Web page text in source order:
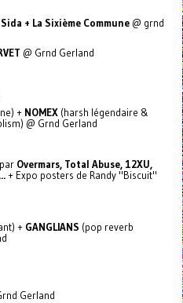
+ La Sixième Commune @ grnd
@ Grnd Gerland
+ NOMEX (harsh légendaire &
@ Grnd Gerland
Overmars, Total Abuse, 12XU,
+ Expo posters de Randy "Biscuit"
+ GANGLIANS (pop reverb
Gerland